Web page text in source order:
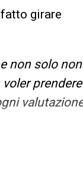
girare
non solo non
prendere